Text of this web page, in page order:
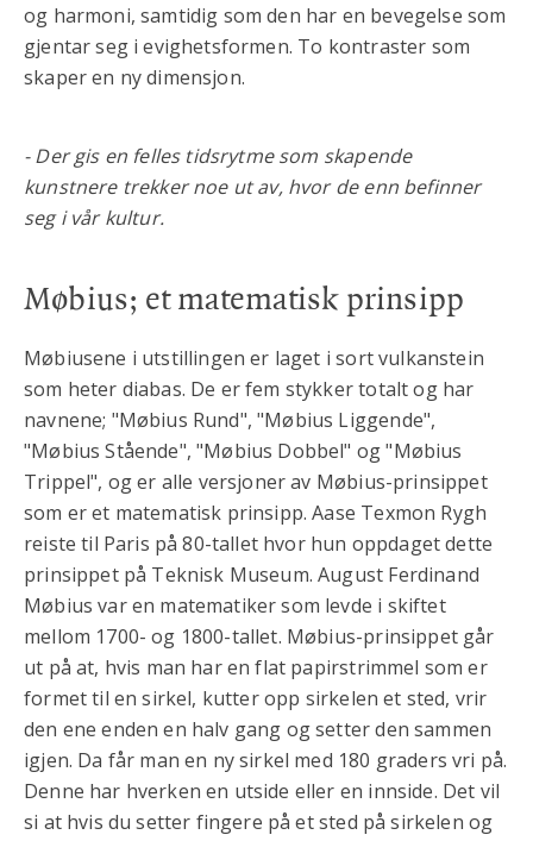
og harmoni, samtidig som den har en bevegelse som
gjentar seg i evighetsformen. To kontraster som
skaper en ny dimensjon.
- Der gis en felles tidsrytme som skapende
kunstnere trekker noe ut av, hvor de enn befinner
seg i vår kultur.
Møbius; et matematisk prinsipp
Møbiusene i utstillingen er laget i sort vulkanstein
som heter diabas. De er fem stykker totalt og har
navnene; "Møbius Rund", "Møbius Liggende",
"Møbius Stående", "Møbius Dobbel" og "Møbius
Trippel", og er alle versjoner av Møbius-prinsippet
som er et matematisk prinsipp. Aase Texmon Rygh
reiste til Paris på 80-tallet hvor hun oppdaget dette
prinsippet på Teknisk Museum. August Ferdinand
Møbius var en matematiker som levde i skiftet
mellom 1700- og 1800-tallet. Møbius-prinsippet går
ut på at, hvis man har en flat papirstrimmel som er
formet til en sirkel, kutter opp sirkelen et sted, vrir
den ene enden en halv gang og setter den sammen
igjen. Da får man en ny sirkel med 180 graders vri på.
Denne har hverken en utside eller en innside. Det vil
si at hvis du setter fingere på et sted på sirkelen og